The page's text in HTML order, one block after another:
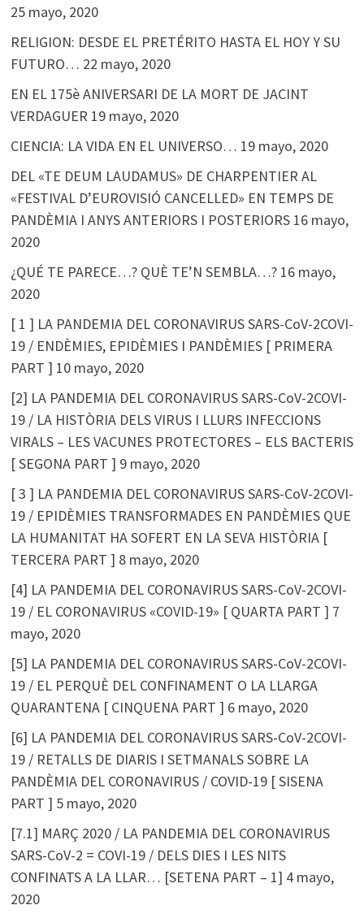
25 mayo, 2020
RELIGION: DESDE EL PRETÉRITO HASTA EL HOY Y SU
FUTURO… 22 mayo, 2020
EN EL 175è ANIVERSARI DE LA MORT DE JACINT
VERDAGUER 19 mayo, 2020
CIENCIA: LA VIDA EN EL UNIVERSO… 19 mayo, 2020
DEL «TE DEUM LAUDAMUS» DE CHARPENTIER AL
«FESTIVAL D’EUROVISIÓ CANCELLED» EN TEMPS DE
PANDÈMIA I ANYS ANTERIORS I POSTERIORS 16 mayo,
2020
¿QUÉ TE PARECE…? QUÈ TE’N SEMBLA…? 16 mayo,
2020
[ 1 ] LA PANDEMIA DEL CORONAVIRUS SARS-CoV-2COVI-
19 / ENDÈMIES, EPIDÈMIES I PANDÈMIES [ PRIMERA
PART ] 10 mayo, 2020
[2] LA PANDEMIA DEL CORONAVIRUS SARS-CoV-2COVI-
19 / LA HISTÒRIA DELS VIRUS I LLURS INFECCIONS
VIRALS – LES VACUNES PROTECTORES – ELS BACTERIS
[ SEGONA PART ] 9 mayo, 2020
[ 3 ] LA PANDEMIA DEL CORONAVIRUS SARS-CoV-2COVI-
19 / EPIDÈMIES TRANSFORMADES EN PANDÈMIES QUE
LA HUMANITAT HA SOFERT EN LA SEVA HISTÒRIA [
TERCERA PART ] 8 mayo, 2020
[4] LA PANDEMIA DEL CORONAVIRUS SARS-CoV-2COVI-
19 / EL CORONAVIRUS «COVID-19» [ QUARTA PART ] 7
mayo, 2020
[5] LA PANDEMIA DEL CORONAVIRUS SARS-CoV-2COVI-
19 / EL PERQUÈ DEL CONFINAMENT O LA LLARGA
QUARANTENA [ CINQUENA PART ] 6 mayo, 2020
[6] LA PANDEMIA DEL CORONAVIRUS SARS-CoV-2COVI-
19 / RETALLS DE DIARIS I SETMANALS SOBRE LA
PANDÈMIA DEL CORONAVIRUS / COVID-19 [ SISENA
PART ] 5 mayo, 2020
[7.1] MARÇ 2020 / LA PANDEMIA DEL CORONAVIRUS
SARS-CoV-2 = COVI-19 / DELS DIES I LES NITS
CONFINATS A LA LLAR… [SETENA PART – 1] 4 mayo,
2020